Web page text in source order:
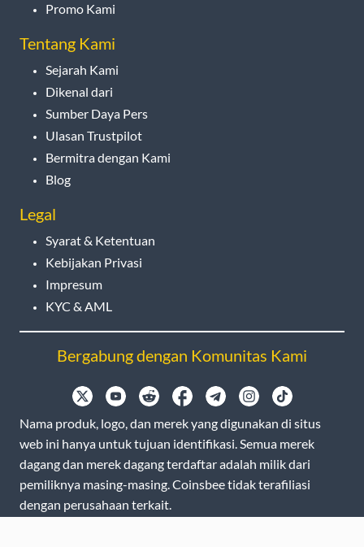
Promo Kami
Tentang Kami
Sejarah Kami
Dikenal dari
Sumber Daya Pers
Ulasan Trustpilot
Bermitra dengan Kami
Blog
Legal
Syarat & Ketentuan
Kebijakan Privasi
Impresum
KYC & AML
Bergabung dengan Komunitas Kami
Nama produk, logo, dan merek yang digunakan di situs
web ini hanya untuk tujuan identifikasi. Semua merek
dagang dan merek dagang terdaftar adalah milik dari
pemiliknya masing-masing. Coinsbee tidak terafiliasi
dengan perusahaan terkait.